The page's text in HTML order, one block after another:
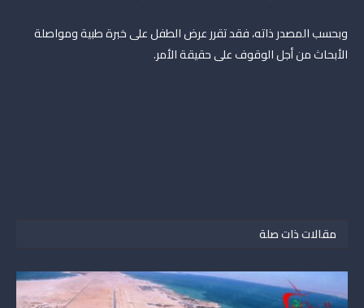
وبحسب المصدر ذاته، فقد تقرر عرض الطفل على خبرة طبية ومواصلة
الأبحاث من أجل الوقوف على حقيقة الأمر.
مقالات ذات صلة